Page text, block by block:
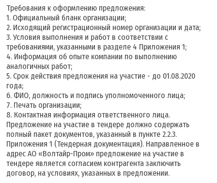
Требования к оформлению предложения:
1. Официальный бланк организации;
2. Исходящий регистрационный номер организации и дата;
3. Условия выполнения и работ в соответствии с
требованиями, указанными в разделе 4 Приложения 1;
4. Информация об опыте компании по выполнению
аналогичных работ;
5. Срок действия предложения на участие - до 01.08.2020
года;
6. ФИО, должность и подпись уполномоченного лица;
7. Печать организации;
8. Контактная информация ответственного лица.
Предложение на участие в тендере должно содержать
полный пакет документов, указанный в пункте 2.2.3.
Приложения 1 (Тендерная документация). Направленное в
адрес АО «Волтайр-Пром» предложение на участие в
тендере является согласием контрагента заключить
договор, на условиях, указанных в предложении.